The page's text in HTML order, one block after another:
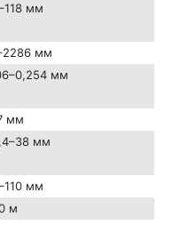
мм
мм
мм
мм
мм
мм
м